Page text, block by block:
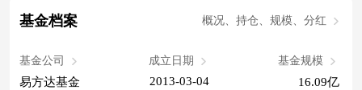
基金档案 概况、持仓、规模、分红
基金公司
易方达基金
成立日期
2013-03-04
基金规模
16.09亿